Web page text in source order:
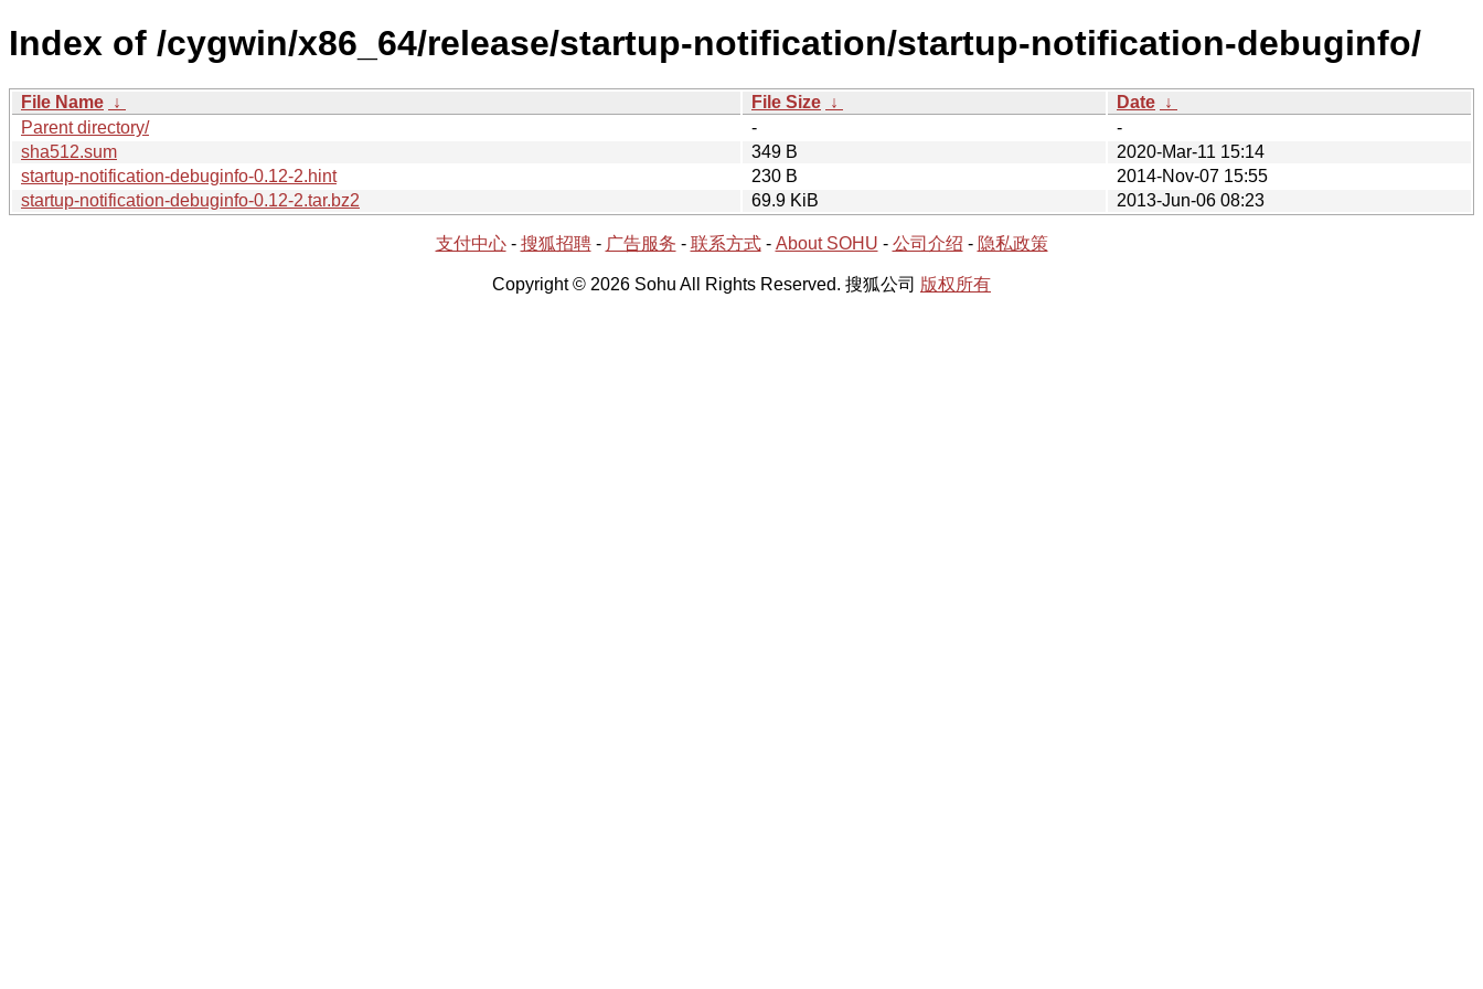
Index of /cygwin/x86_64/release/startup-notification/startup-notification-debuginfo/
File Name ↓ File Size ↓ Date ↓
Parent directory/
-
-
sha512.sum
349 B
2020-Mar-11 15:14
startup-notification-debuginfo-0.12-2.hint
230 B
2014-Nov-07 15:55
startup-notification-debuginfo-0.12-2.tar.bz2
69.9 KiB 2013-Jun-06 08:23
支付中心- 搜狐招聘- 广告服务 - 联系方式- About SOHU - 公司介绍 - 隐私政策
Copyright © 2026 Sohu All Rights Reserved. 搜狐公司 版权所有